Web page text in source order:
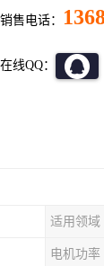
销售电话：
在线QQ：
适用领域
电机功率